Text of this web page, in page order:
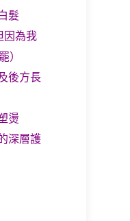
髮
因為我
）
後方長
燙
深層護